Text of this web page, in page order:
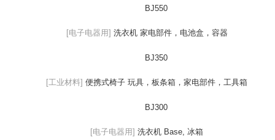
BJ550
[电子电器用] 洗衣机 家电部件，电池盒，容器
BJ350
[工业材料] 便携式椅子 玩具，板条箱，家电部件，工具箱
BJ300
[电子电器用] 洗衣机 Base, 冰箱